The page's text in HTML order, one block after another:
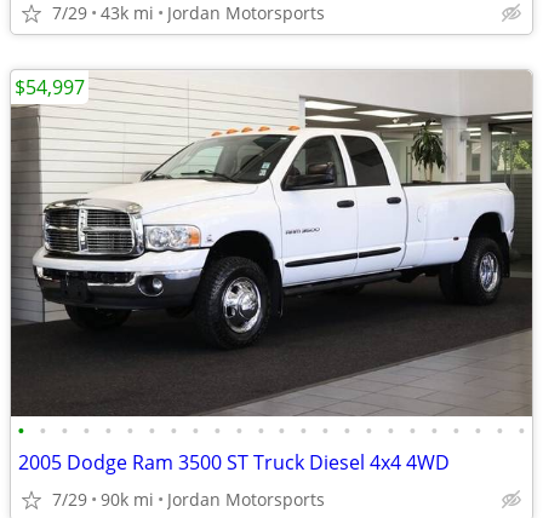
7/29 43k mi Jordan Motorsports
• • • • • • • • • • • • • • • • • • • • • • • •
2005 Dodge Ram 3500 ST Truck Diesel 4x4 4WD
7/29 90k mi Jordan Motorsports
$54,997